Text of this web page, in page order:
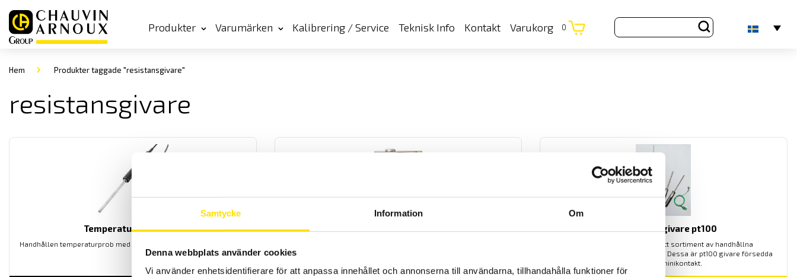
Samtycke Information Om
Denna webbplats använder cookies
Vi använder enhetsidentifierare för att anpassa innehållet och annonserna till användarna, tillhandahålla funktioner för
Produkter Varumärken Kalibrering / Service Teknisk Info Kontakt Varukorg 0
Hem Produkter taggade "resistansgivare"
resistansgivare
Temperaturgivare USB
Handhållen temperaturprob med USB interface för enkla mätningar
CA1821, CA1822 & CA1823 Temperaturloggerserie
Pt100 och Pt100 givare. Med USB och Bluetooth kommunikation till
Temperaturgivare pt100
Chauvin-Arnoux har ett brett sortiment av handhållna
temperaturgivare för instrument. Dessa är pt100 givare försedda
med pt100 minikontakt.